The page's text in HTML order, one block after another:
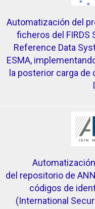
Automatización del
ficheros del
Reference Data
ESMA,
la posterior carga de
del repositorio de
códigos de
(International